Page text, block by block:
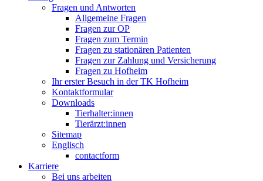
Fragen und Antworten
Allgemeine Fragen
Fragen zur OP
Fragen zum Termin
Fragen zu stationären Patienten
Fragen zur Zahlung und Versicherung
Fragen zu Hofheim
Ihr erster Besuch in der TK Hofheim
Kontaktformular
Downloads
Tierhalter:innen
Tierärzt:innen
Sitemap
Englisch
contactform
Karriere
Bei uns arbeiten